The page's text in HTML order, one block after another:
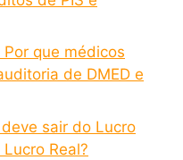
que médicos
de DMED e
sair do Lucro
Real?